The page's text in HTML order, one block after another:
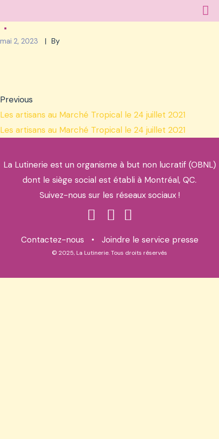
mai 2, 2023 By
Previous
Les artisans au Marché Tropical le 24 juillet 2021
Les artisans au Marché Tropical le 24 juillet 2021
La Lutinerie est un organisme à but non lucratif (OBNL)
dont le siège social est établi à Montréal, QC.
Suivez-nous sur les réseaux sociaux !
Contactez-nous • Joindre le service presse
© 2025, La Lutinerie. Tous droits réservés